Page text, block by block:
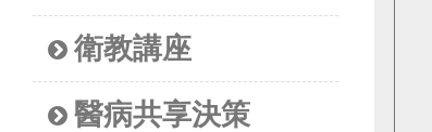
衛教講座
醫病共享決策